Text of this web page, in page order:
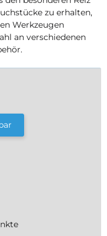
zu erhalten,
Werkzeugen
an verschiedenen